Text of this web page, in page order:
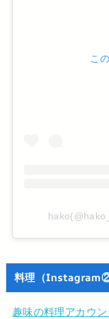
こ
料理（
趣味の料理アカウ